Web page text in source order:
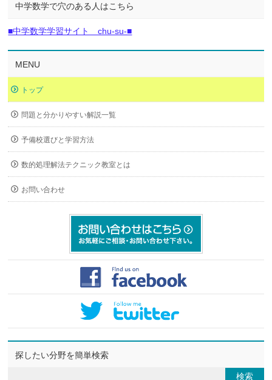
中学数学で穴のある人はこちら
■中学数学学習サイト chu-su-■
MENU
トップ
問題と分かりやすい解説一覧
予備校選びと学習方法
数的処理解法テクニック教室とは
お問い合わせ
探したい分野を簡単検索